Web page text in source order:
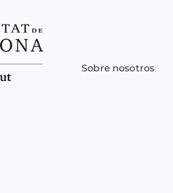
Sobre nosotros